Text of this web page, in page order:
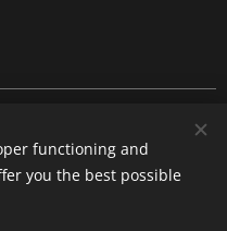
functioning and
you the best possible